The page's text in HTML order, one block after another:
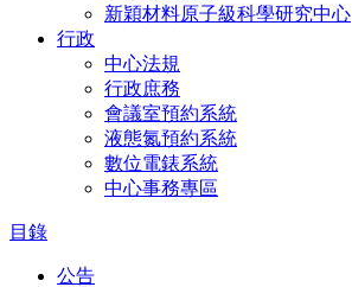
新穎材料原子級科學研究中心
行政
中心法規
行政庶務
會議室預約系統
液態氮預約系統
數位電錶系統
中心事務專區
目錄
公告